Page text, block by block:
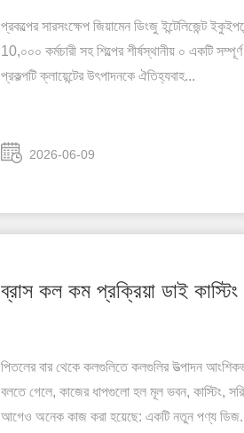
প্রকল্পের সারসংক্ষেপ জিয়ামেন ডিংজু ইন্টেলিজেন্ট
10,০০০ কর্মচারী সহ শিল্পের শীর্ষস্থানীয় ০ একটি
প্রকল্পটি ক্লায়েন্টের উৎপাদনকে ঐতিহ্যবাহ...
2026-06-09
ব্রাস কল কম প্রক্রিয়া ডাই কাস্টিং
পিতলের বার থেকে কলগুলিতে কলগুলির উত্পাদন
বলতে গেলে, কাজের ধাপগুলো হল মূল ভবন, কাস্টিং,
আগেও অনেক কাজ করা হয়েছে: একটি নতুন পণ্য